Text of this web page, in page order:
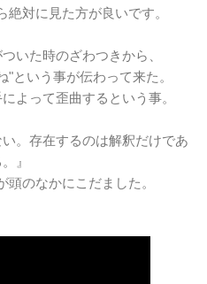
対に見た方が良いです。
いた時のざわつきから、
という事が伝わって来た。
よって歪曲するという事。
。存在するのは解釈だけであ
』
頭のなかにこだました。